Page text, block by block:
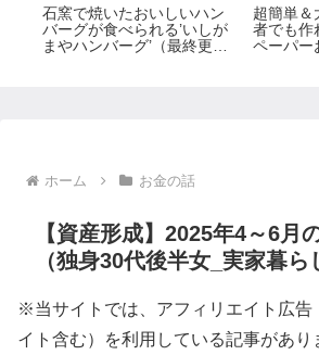
石窯で焼いたおいしいハン
バーグが食べられる’いしが
まやハンバーグ’（最終更
超簡単＆
者でも作
ペーパー
ホーム お金の話
【資産形成】2025年4～6月
（独身30代後半女_実家暮ら
※当サイトでは、アフィリエイト広告
イト含む）を利用している記事があり